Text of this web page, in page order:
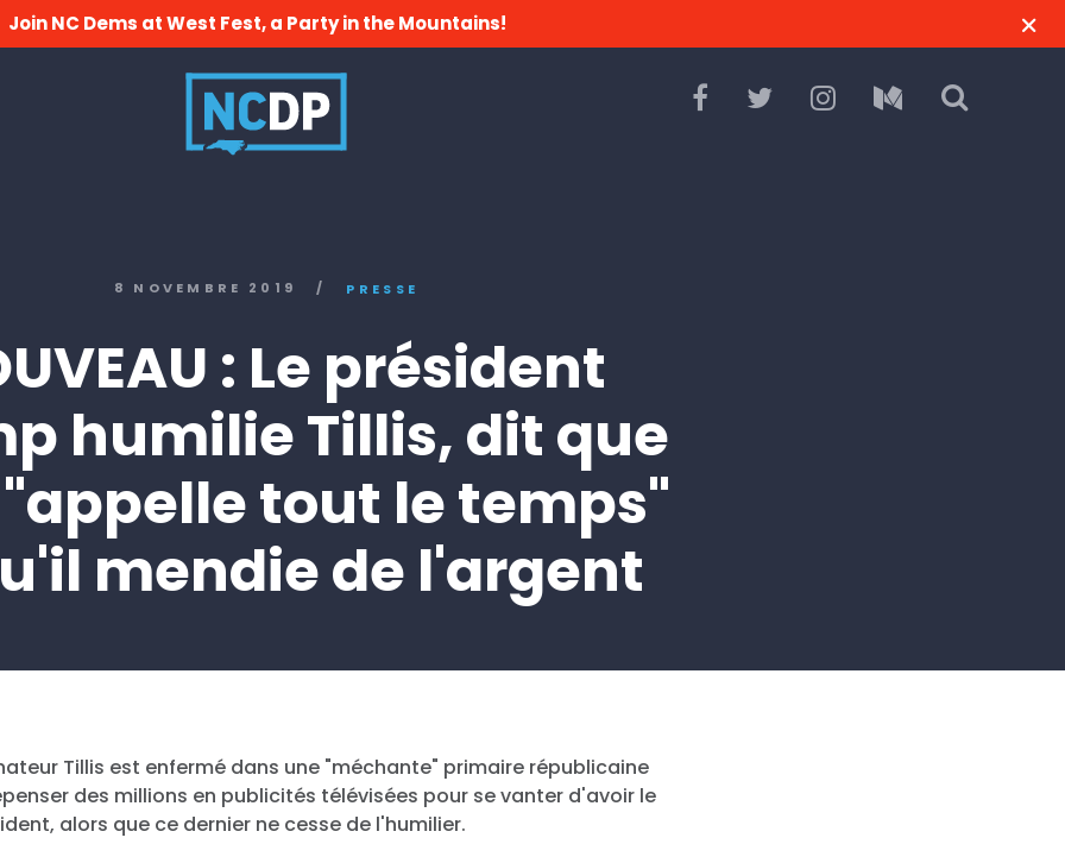
Join NC Dems at West Fest, a Party in the Mountains!
8 NOVEMBRE 2019 / PRESSE
: Le président
humilie Tillis, dit que
tout le temps"
mendie de l'argent
Tillis est enfermé dans une "méchante" primaire républicaine
des millions en publicités télévisées pour se vanter d'avoir le
alors que ce dernier ne cesse de l'humilier.